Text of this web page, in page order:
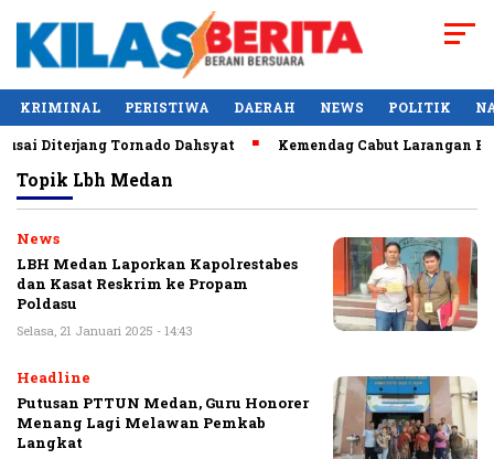
KRIMINAL PERISTIWA DAERAH NEWS POLITIK
Diterjang Tornado Dahsyat Kemendag Cabut Larangan
Topik Lbh Medan
News
LBH Medan Laporkan Kapolrestabes
dan Kasat Reskrim ke Propam
Poldasu
Selasa, 21 Januari 2025 - 14:43
Headline
Putusan PTTUN Medan, Guru Honorer
Menang Lagi Melawan Pemkab
Langkat